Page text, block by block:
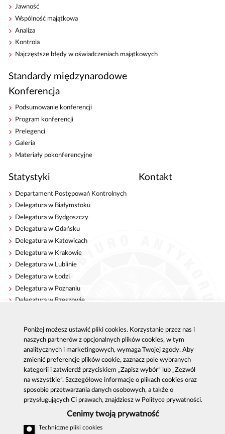
Jawność
Wspólność majątkowa
Analiza
Kontrola
Najczęstsze błędy w oświadczeniach majątkowych
Standardy międzynarodowe
Konferencja
Podsumowanie konferencji
Program konferencji
Prelegenci
Galeria
Materiały pokonferencyjne
Statystyki
Departament Postępowań Kontrolnych
Delegatura w Białymstoku
Delegatura w Bydgoszczy
Delegatura w Gdańsku
Delegatura w Katowicach
Delegatura w Krakowie
Delegatura w Lublinie
Delegatura w Łodzi
Delegatura w Poznaniu
Delegatura w Rzeszowie
Delegatura we Wrocławiu
Kontakt
Centralne Biuro Antykorupcyjne
Al. Ujazdowskie 9, 00-583 Warszawa
email:oswiadczeniamajatkowe@cba.gov.pl
Zgłoszenie korupcji: 800 808 808, email:
sygnal@cba.gov.pl
Poniżej możesz ustawić pliki cookies. Korzystanie przez nas i
naszych partnerów z opcjonalnych plików cookies, w tym
analitycznych i marketingowych, wymaga Twojej zgody. Aby
zmienić preferencje plików cookie, zaznacz pole wybranych
kategorii i zatwierdź przyciskiem „Zapisz wybór” lub „Zezwól
na wszystkie”. Szczegółowe informacje o plikach cookies oraz
sposobie przetwarzania danych osobowych, a także o
przysługujących Ci prawach, znajdziesz w Polityce prywatności.
Cenimy twoją prywatność
Techniczne pliki cookies